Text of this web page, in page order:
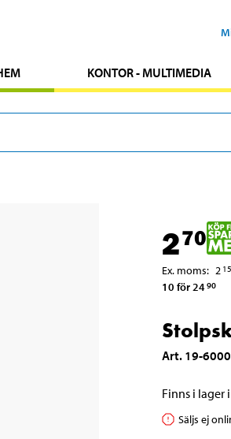
KONTOR - MULTIMEDIA
270
Ex. moms: 2 15
10 för 2490
Art. 19-6000
Finns i lager i
Säljs ej